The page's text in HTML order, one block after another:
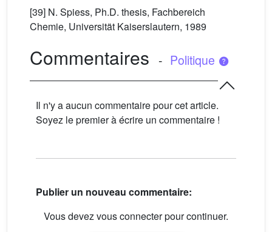
[39] N. Spiess, Ph.D. thesis, Fachbereich
Chemie, Universität Kaiserslautern, 1989
Commentaires - Politique
Il n'y a aucun commentaire pour cet article.
Soyez le premier à écrire un commentaire !
Publier un nouveau commentaire:
Vous devez vous connecter pour continuer.